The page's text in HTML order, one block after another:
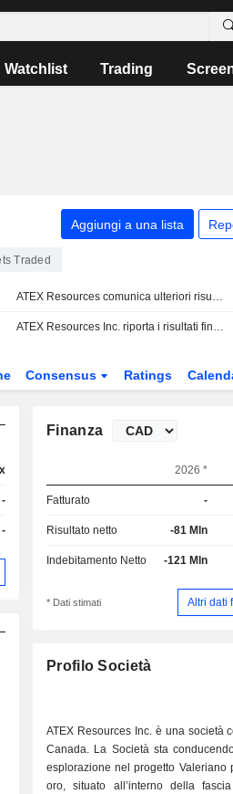
Watchlist Trading
Aggiungi a una lista
Traded
ATEX Resources comunica ulteriori risultati di perforazione dal progetto rame-oro Valeriano nella regione di Atacama in Cile
ATEX Resources Inc. riporta i risultati finanziari per il primo trimestre conclusosi il 31 marzo 2026
Consensus Ratings
-
-
Finanza
2026 *
Fatturato -
Risultato netto -81 Mln
Indebitamento Netto -121 Mln
* Dati stimati Altri dati
Profilo Società
ATEX Resources Inc. è una società
Canada. La Società sta
esplorazione nel progetto Valeriano
oro, situato all’interno della